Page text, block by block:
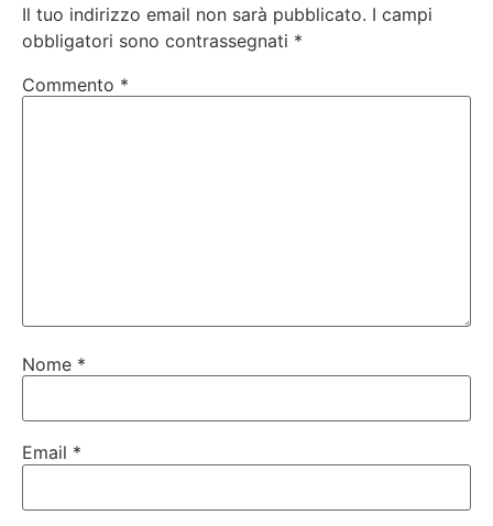
Il tuo indirizzo email non sarà pubblicato. I campi
obbligatori sono contrassegnati *
Commento *
Nome *
Email *